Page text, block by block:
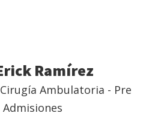
Ramírez
Ambulatoria - Pre
Admisiones